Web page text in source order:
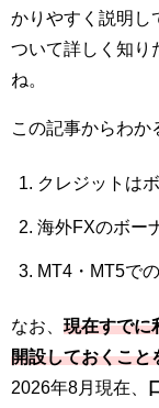
かりやすく説明し
ついて詳しく知り
ね。
この記事からわか
クレジットは
海外FXのボー
MT4・MT5で
なお、 現在すでに
開設しておくこと
2026年8月現在、